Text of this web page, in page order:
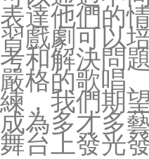
表達他們的
習戲劇可以
考和解決問
嚴格的歌唱
練，我們期
成為多才多
舞台上發光